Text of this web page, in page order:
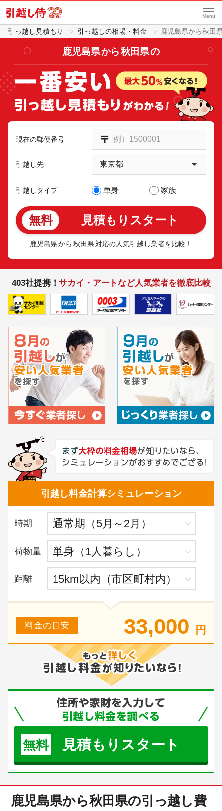
Menu
引っ越し見積もり 引っ越しの相場・料金 鹿児島県から秋田
鹿児島県から秋田県の
現在の郵便番号
引越し先
引越しタイプ 単身 家族
無料 見積もりスタート
鹿児島県から 秋田県対応の人気引越し業者を比較！
403社提携！ サカイ・アートなど人気業者を徹底比較
引越し料金計算シミュレーション
時期
荷物量
距離
料金の目安 33,000 円
無料 見積もりスタート
鹿児島県から秋田県の引っ越し費